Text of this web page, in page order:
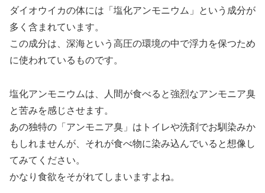
ダイオウイカの体には「塩化アンモニウム」という成分が
多く含まれています。
この成分は、深海という高圧の環境の中で浮力を保つため
に使われているものです。
塩化アンモニウムは、人間が食べると強烈なアンモニア臭
と苦みを感じさせます。
あの独特の「アンモニア臭」はトイレや洗剤でお馴染みか
もしれませんが、それが食べ物に染み込んでいると想像し
てみてください。
かなり食欲をそがれてしまいますよね。